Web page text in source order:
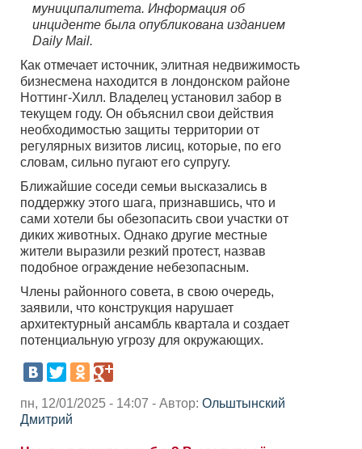
муниципалитета. Информация об
инциденте была опубликована изданием
Daily Mail.
Как отмечает источник, элитная недвижимость
бизнесмена находится в лондонском районе
Ноттинг-Хилл. Владелец установил забор в
текущем году. Он объяснил свои действия
необходимостью защиты территории от
регулярных визитов лисиц, которые, по его
словам, сильно пугают его супругу.
Ближайшие соседи семьи высказались в
поддержку этого шага, признавшись, что и
сами хотели бы обезопасить свои участки от
диких животных. Однако другие местные
жители выразили резкий протест, назвав
подобное ограждение небезопасным.
Члены районного совета, в свою очередь,
заявили, что конструкция нарушает
архитектурный ансамбль квартала и создает
потенциальную угрозу для окружающих.
пн, 12/01/2025 - 14:07 - Автор: Ольштынский
Дмитрий